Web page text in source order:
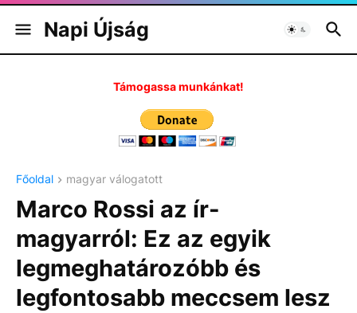
Napi Újság
Támogassa munkánkat!
Főoldal magyar válogatott
Marco Rossi az ír-
magyarról: Ez az egyik
legmeghatározóbb és
legfontosabb meccsem lesz